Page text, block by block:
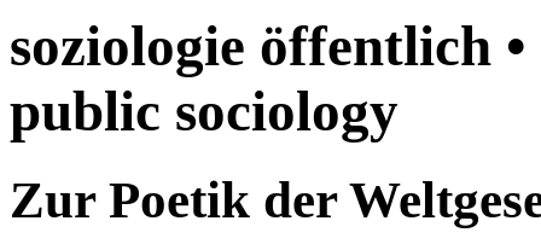
soziologie öffentlich
public sociology
Zur Poetik der